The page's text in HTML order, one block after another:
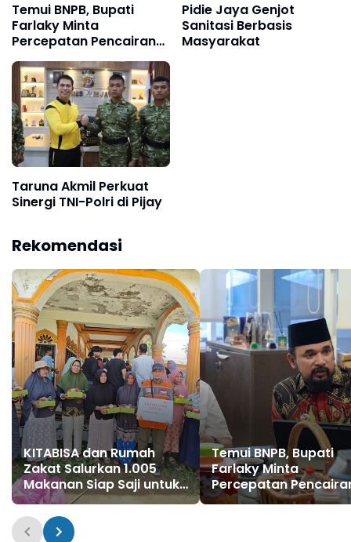
Temui BNPB, Bupati
Farlaky Minta
Percepatan Pencairan
Dana Stimulan Tahap II
bagi Korban Banjir
Pidie Jaya Genjot
Sanitasi Berbasis
Masyarakat
Taruna Akmil Perkuat
Sinergi TNI-Polri di Pijay
Rekomendasi
KITABISA dan Rumah
Zakat Salurkan 1.005
Makanan Siap Saji untuk
Warga Terdampak Banjir
Pijay
Temui BNPB, Bupati
Farlaky Minta
Percepatan
Dana Stimulan Tahap